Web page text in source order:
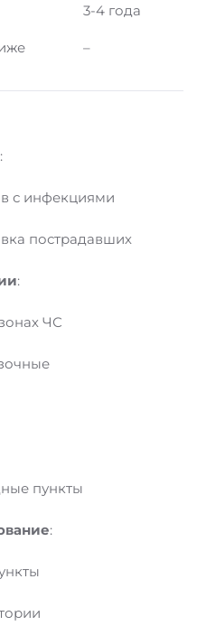
3-4 года
–
:
с инфекциями
пострадавших
:
ЧС
пункты
: